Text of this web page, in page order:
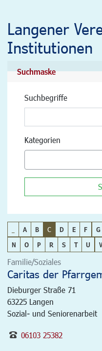
Langener
Institutionen
Suchmaske
Suchbegriffe
Kategorien
A B C D E F G
N
O P R S T U V
Familie/Soziales
Caritas der
Dieburger Straße 71
63225 Langen
Sozial- und Seniorenarbeit
06103 25382